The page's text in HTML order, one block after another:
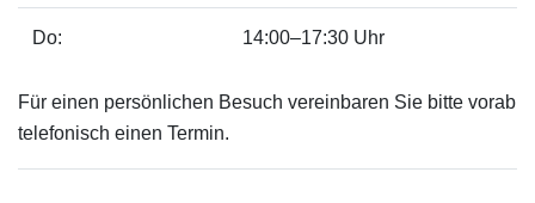
Do: 14:00–17:30 Uhr
Für einen persönlichen Besuch vereinbaren Sie bitte vorab
telefonisch einen Termin.